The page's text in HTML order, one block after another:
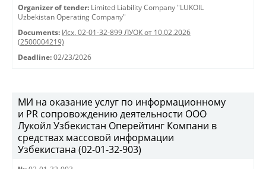
Organizer of tender: Limited Liability Company "LUKOIL
Uzbekistan Operating Company"
Documents: Исх. 02-01-32-899 ЛУОК от 10.02.2026
(2500004219)
Deadline: 02/23/2026
МИ на оказание услуг по информационному
и PR сопровождению деятельности ООО
Лукойл Узбекистан Оперейтинг Компани в
средствах массовой информации
Узбекистана (02-01-32-903)